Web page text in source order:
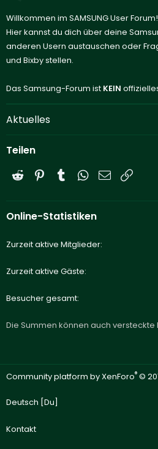
Willkommen im SAMSUNG User Forum!
Hier kannst du dich über deine
anderen Usern austauschen oder
und Bixby stellen.
Das Samsung-Forum ist KEIN
Aktuelles
Teilen
Reddit PinterestTumblrWhatsApp
E-Mail
Online-Statistiken
Zurzeit aktive Mitglieder
Zurzeit aktive Gäste
Besucher gesamt
Die Summen können auch versteckte
Community platform by XenForo® ©
Deutsch [Du]
Kontakt